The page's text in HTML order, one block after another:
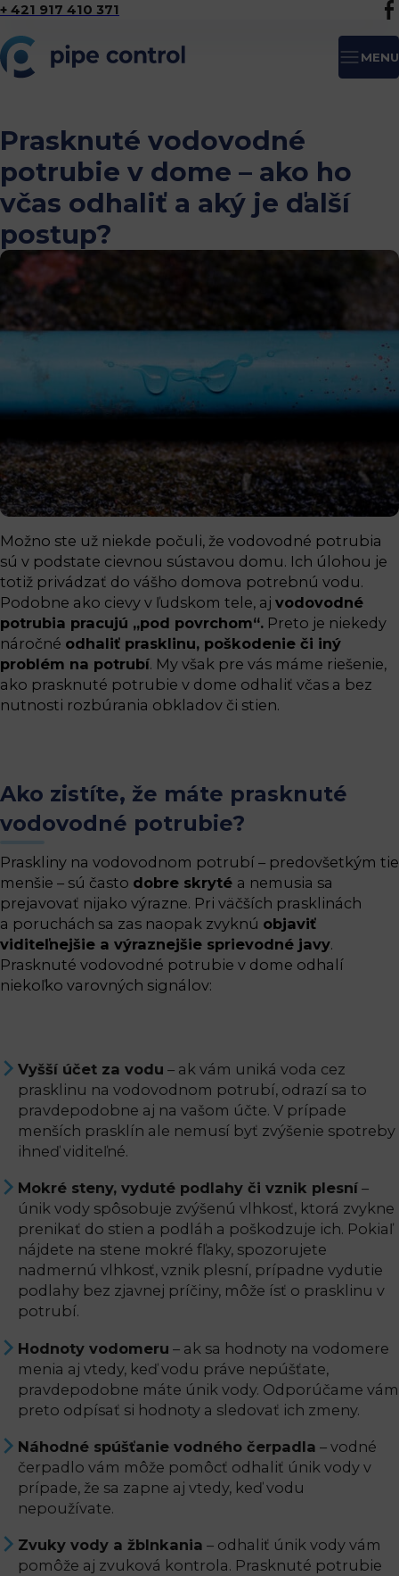
+ 421 917 410 371
MENU
Prasknuté vodovodné
potrubie v dome – ako ho
včas odhaliť a aký je ďalší
postup?
Možno ste už niekde počuli, že vodovodné potrubia
sú v podstate cievnou sústavou domu. Ich úlohou je
totiž privádzať do vášho domova potrebnú vodu.
Podobne ako cievy v ľudskom tele, aj vodovodné
potrubia pracujú „pod povrchom“. Preto je niekedy
náročné odhaliť prasklinu, poškodenie či iný
problém na potrubí. My však pre vás máme riešenie,
ako prasknuté potrubie v dome odhaliť včas a bez
nutnosti rozbúrania obkladov či stien.
Ako zistíte, že máte prasknuté
vodovodné potrubie?
Praskliny na vodovodnom potrubí – predovšetkým tie
menšie – sú často dobre skryté a nemusia sa
prejavovať nijako výrazne. Pri väčších prasklinách
a poruchách sa zas naopak zvyknú objaviť
viditeľnejšie a výraznejšie sprievodné javy.
Prasknuté vodovodné potrubie v dome odhalí
niekoľko varovných signálov:
Vyšší účet za vodu – ak vám uniká voda cez
prasklinu na vodovodnom potrubí, odrazí sa to
pravdepodobne aj na vašom účte. V prípade
menších prasklín ale nemusí byť zvýšenie spotreby
ihneď viditeľné.
Mokré steny, vyduté podlahy či vznik plesní –
únik vody spôsobuje zvýšenú vlhkosť, ktorá zvykne
prenikať do stien a podláh a poškodzuje ich. Pokiaľ
nájdete na stene mokré fľaky, spozorujete
nadmernú vlhkosť, vznik plesní, prípadne vydutie
podlahy bez zjavnej príčiny, môže ísť o prasklinu v
potrubí.
Hodnoty vodomeru – ak sa hodnoty na vodomere
menia aj vtedy, keď vodu práve nepúšťate,
pravdepodobne máte únik vody. Odporúčame vám
preto odpísať si hodnoty a sledovať ich zmeny.
Náhodné spúšťanie vodného čerpadla – vodné
čerpadlo vám môže pomôcť odhaliť únik vody v
prípade, že sa zapne aj vtedy, keď vodu
nepoužívate.
Zvuky vody a žblnkania – odhaliť únik vody vám
pomôže aj zvuková kontrola. Prasknuté potrubie